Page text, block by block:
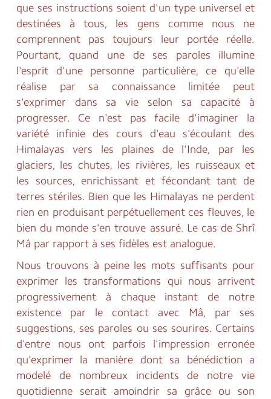
que ses instructions soient d'un type universel et
destinées à tous, les gens comme nous ne
comprennent pas toujours leur portée réelle.
Pourtant, quand une de ses paroles illumine
l'esprit d'une personne particulière, ce qu'elle
réalise par sa connaissance limitée peut
s'exprimer dans sa vie selon sa capacité à
progresser. Ce n'est pas facile d'imaginer la
variété infinie des cours d'eau s'écoulant des
Himalayas vers les plaines de l'Inde, par les
glaciers, les chutes, les rivières, les ruisseaux et
les sources, enrichissant et fécondant tant de
terres stériles. Bien que les Himalayas ne perdent
rien en produisant perpétuellement ces fleuves, le
bien du monde s'en trouve assuré. Le cas de Shrî
Mâ par rapport à ses fidèles est analogue.
Nous trouvons à peine les mots suffisants pour
exprimer les transformations qui nous arrivent
progressivement à chaque instant de notre
existence par le contact avec Mâ, par ses
suggestions, ses paroles ou ses sourires. Certains
d'entre nous ont parfois l'impression erronée
qu'exprimer la manière dont sa bénédiction a
modelé de nombreux incidents de notre vie
quotidienne serait amoindrir sa grâce ou son